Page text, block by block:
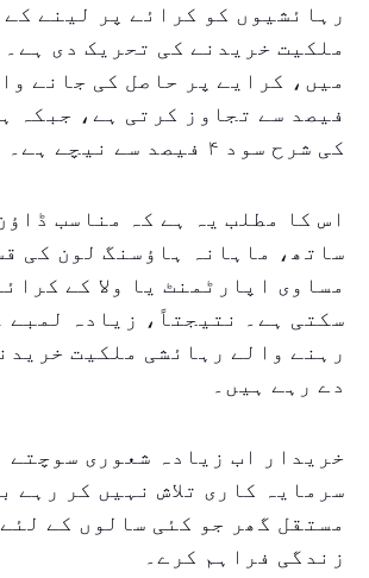
رہائشیوں کو کرائے پر لینے کے
ملکیت خریدنے کی تحریک دی ہے۔
فیصد سے تجاوز کرتی ہے، جبکہ
کی شرح سود ۴ فیصد سے نیچے ہے۔
اس کا مطلب یہ ہے کہ مناسب
ساتھ، ماہانہ ہاؤسنگ لون کی
مساوی اپارٹمنٹ یا ولا کے
سکتی ہے۔ نتیجتاً، زیادہ لمبے
رہنے والے رہائشی ملکیت
دے رہے ہیں۔
خریدار اب زیادہ شعوری سوچتے
سرمایہ کاری تلاش نہیں کر رہے
مستقل گھر جو کئی سالوں کے لئے
زندگی فراہم کرے۔